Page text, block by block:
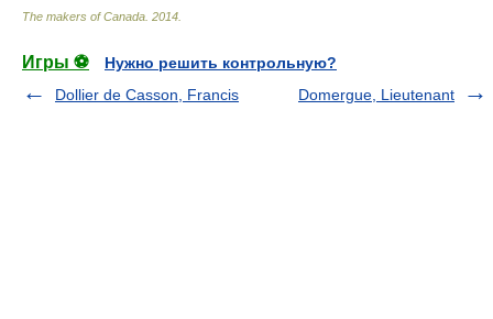
The makers of Canada 2014
Игры ⚽
Нужно решить контрольную?
Dollier de Casson, Francis
Domergue, Lieutenant